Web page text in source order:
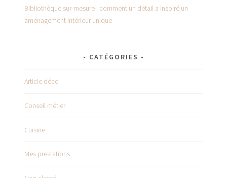
Bibliothèque sur-mesure : comment un détail a inspiré un
aménagement intérieur unique
CATÉGORIES
Article déco
Conseil métier
Cuisine
Mes prestations